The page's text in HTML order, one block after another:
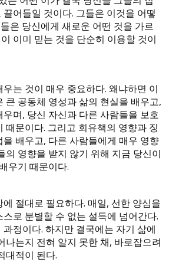
어들일 것이다. 그들은 이것을 어떻
은 당신에게 새로운 어떤 것을 가르
이미 믿는 것을 단순히 이용할 것이
는 것이 매우 중요하다. 왜냐하면 이
큰 공동체 영성과 삶의 현실을 배우고,
며, 당신 자신과 다른 사람들을 보호
때문이다. 그리고 회유책의 영향과 징
을 배우고, 다른 사람들에게 매우 영향
의 영향을 받지 않기 위해 지금 당신이
우기 때문이다.
절대로 필요하다. 매일, 선한 양심을
로 분별할 수 없는 설득에 넘어간다.
정이다. 하지만 결국에는 자기 삶에
나는지 전혀 알지 못한 채, 바로잡으려
대적이 된다.